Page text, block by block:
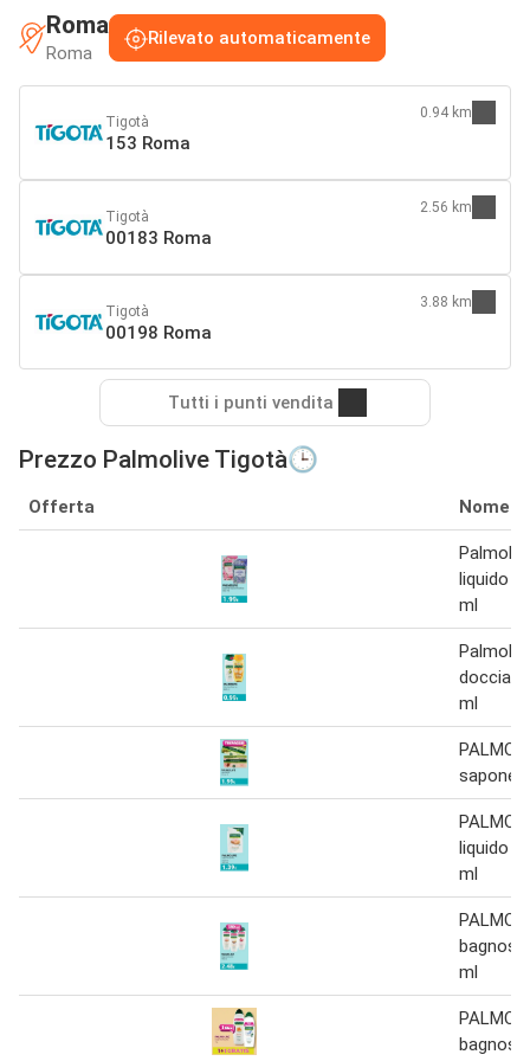
Roma
Roma
Rilevato automaticamente
Tigotà
153 Roma
0.94 km
Tigotà
00183 Roma
2.56 km
Tigotà
00198 Roma
3.88 km
Tutti i punti vendita
Prezzo Palmolive Tigotà🕒
Offerta Nome
liquido
ml
ml
liquido
ml
ml